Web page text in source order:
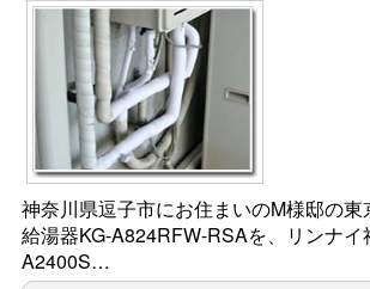
神奈川県逗子市にお住まいのM様邸の東
給湯器KG-A824RFW-RSAを、リンナ
A2400S…